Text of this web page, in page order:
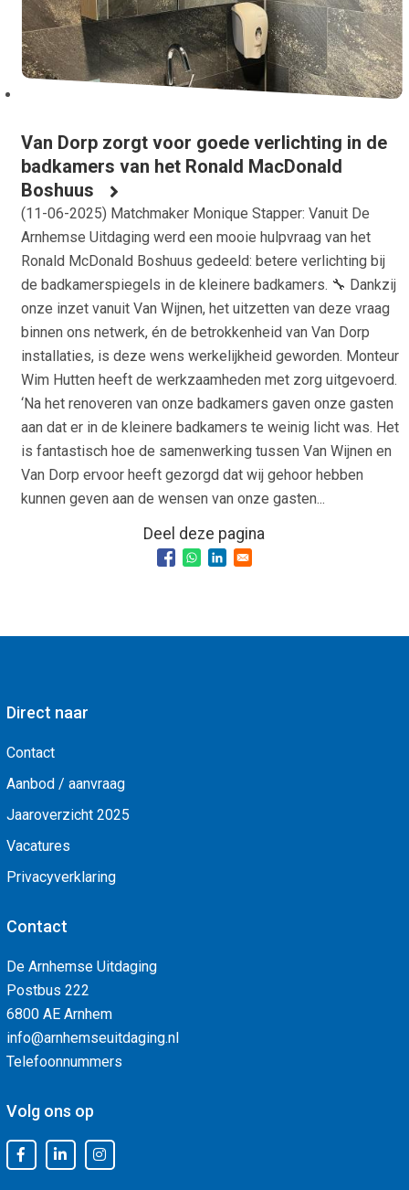
Van Dorp zorgt voor goede verlichting in de
badkamers van het Ronald MacDonald
Boshuus
(11-06-2025) Matchmaker Monique Stapper: Vanuit De
Arnhemse Uitdaging werd een mooie hulpvraag van het
Ronald McDonald Boshuus gedeeld: betere verlichting bij
de badkamerspiegels in de kleinere badkamers. 🔧 Dankzij
onze inzet vanuit Van Wijnen, het uitzetten van deze vraag
binnen ons netwerk, én de betrokkenheid van Van Dorp
installaties, is deze wens werkelijkheid geworden. Monteur
Wim Hutten heeft de werkzaamheden met zorg uitgevoerd.
‘Na het renoveren van onze badkamers gaven onze gasten
aan dat er in de kleinere badkamers te weinig licht was. Het
is fantastisch hoe de samenwerking tussen Van Wijnen en
Van Dorp ervoor heeft gezorgd dat wij gehoor hebben
kunnen geven aan de wensen van onze gasten...
Deel deze pagina
Direct naar
Contact
Aanbod / aanvraag
Jaaroverzicht 2025
Vacatures
Privacyverklaring
Contact
De Arnhemse Uitdaging
Postbus 222
6800 AE Arnhem
info@arnhemseuitdaging.nl
Telefoonnummers
Volg ons op